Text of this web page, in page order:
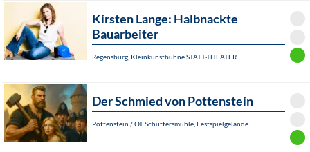
Kirsten Lange: Halbnackte
Bauarbeiter
Regensburg, Kleinkunstbühne STATT-THEATER
Der Schmied von Pottenstein
Pottenstein / OT Schüttersmühle, Festspielgelände